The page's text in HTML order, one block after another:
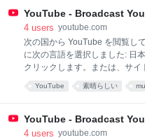
YouTube - Broadcast
4 users youtube.com
次の国から YouTube を閲覧し
に次の言語を選択しました: 日
クリックします。または、サ
をクリックします。各ページ
いつでも変更できます。 You
website: 日本語 Click "OK" to
view the site in English. You
YouTube 素晴らしい
YouTube - Broadcast
4 users youtube.com